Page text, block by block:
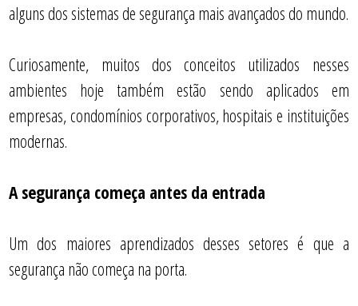
alguns dos sistemas de segurança mais avançados do mundo.
Curiosamente, muitos dos conceitos utilizados nesses
ambientes hoje também estão sendo aplicados em
empresas, condomínios corporativos, hospitais e instituições
modernas.
A segurança começa antes da entrada
Um dos maiores aprendizados desses setores é que a
segurança não começa na porta.